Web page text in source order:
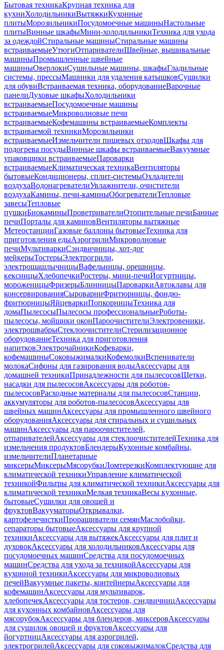
Бытовая техникаКрупная техника для
кухниХолодильникиВытяжкиКухонные
плитыМорозильникиПосудомоечные машиныНастольные
плитыВинные шкафыМини-холодильникиТехника для ухода
за одеждойСтиральные машиныСтиральные машины
встраиваемыеУтюгиОтпаривателиШвейные, вышивальные
машиныПромышленные швейные
машиныОверлокиСушильные машины, шкафыГладильные
системы, прессыМашинки для удаления катышковСушилки
для обувиВстраиваемая техника, оборудованиеВарочные
панелиДуховые шкафыХолодильники
встраиваемыеПосудомоечные машины
встраиваемыеМикроволновые печи
встраиваемыеКофемашины встраиваемыеКомплекты
встраиваемой техникиМорозильники
встраиваемыеИзмельчители пищевых отходовШкафы для
подогрева посудыВинные шкафы встраиваемыеВакуумные
упаковщики встраиваемыеПароварки
встраиваемыеКлиматическая техникаВентиляторы
бытовыеКондиционеры, сплит-системыОхладители
воздухаВодонагревателиУвлажнители, очистители
воздухаКамины, печи-каминыОбогревателиТепловые
завесыТепловые
пушкиБиокаминыПроветривателиОтопительные печиБанные
печиПорталы для каминовВентиляторы вытяжные
МетеостанцииГазовые баллоны бытовыеТехника для
приготовления едыАэрогрилиМикроволновые
печиМультиваркиСэндвичницы, хот-дог
мейкерыТостерыЭлектрогрили,
электрошашлычницыВафельницы, орешницы,
кексницыХлебопечкиРостеры, мини-печиЙогуртницы,
мороженицыФризерыБлинницыПароваркиАвтоклавы для
консервированияСыроварниФритюрницы, фондю-
фритюрницыЯйцеваркиПопкорницыТехника для
домаПылесосыПылесосы профессиональныеРоботы-
пылесосы, мойщики оконПароочистителиЭлектровеники,
электрошвабрыСтеклоочистителиСтерилизационное
оборудованиеТехника для приготовления
напитковЭлектрочайникиКофеварки,
кофемашиныСоковыжималкиКофемолкиВспениватели
молокаСифоны для газирования водыАксессуары для
домашней техникиПринадлежности для пылесосовЩетки,
насадки для пылесосовАксессуары для роботов-
пылесосовРасходные материалы для пылесосовСтанции,
аккумуляторы для роботов-пылесосовАксессуары для
швейных машинАксессуары для промышленного швейного
оборудованияАксессуары для стиральных и сушильных
машинАксессуары для пароочистителей,
отпаривателейАксессуары для стеклоочистителейТехника для
измельчения продуктовБлендерыКухонные комбайны,
измельчителиПланетарные
миксерыМиксерыМясорубкиЛомтерезкиКомплектующие для
климатической техникиУправление климатической
техникойФильтры для климатической техникиАксессуары для
климатической техникиМелкая техникаВесы кухонные,
бытовыеСушилки для овощей и
фруктовВакууматорыОткрывалки,
картофелечисткиПроращиватели семянМаслобойки,
сепараторы бытовыеАксессуары для крупной
техникиАксессуары для вытяжекАксессуары для плит и
духовокАксессуары для холодильниковАксессуары для
посудомоечных машинСредства для посудомоечных
машинСредства для ухода за техникойАксессуары для
кухонной техникиАксессуары для микроволновых
печейВакуумные пакеты, контейнерыАксессуары для
кофемашинАксессуары для мультиварок,
хлебопечекАксессуары для тостеров, сэндвичницАксессуары
для кухонных комбайновАксессуары для
мясорубокАксессуары для блендеров, миксеровАксессуары
для сушилок овощей и фруктовАксессуары для
йогуртницАксессуары для аэрогрилей,
электрогрилейАксессуары для соковыжималокСредства для